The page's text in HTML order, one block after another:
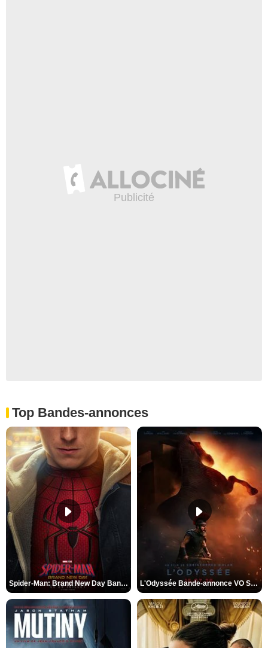
Top Bandes-annonces
Spider-Man: Brand New Day Bande-annonce VO STFR L'Odyssée Bande-annonce VO STFR